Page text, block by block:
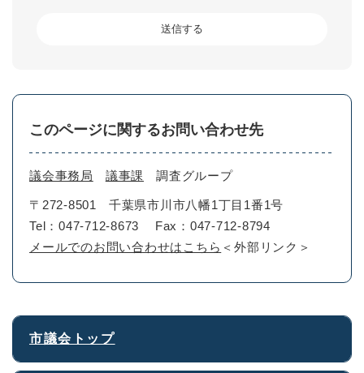
このページに関するお問い合わせ先
議会事務局 議事課 調査グループ
〒272-8501
千葉県市川市八幡1丁目1番1号
Tel：047-712-8673
Fax：047-712-8794
メールでのお問い合わせはこちら ＜外部リンク＞
市議会トップ